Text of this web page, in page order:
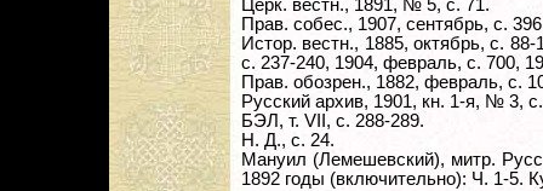
Церк. вестн., 1891, № 5, с. 71.
Прав. собес., 1907, сентябрь, с.
Истор. вестн., 1885, октябрь, с.
с. 237-240, 1904, февраль, с. 700,
Прав. обозрен., 1882, февраль, с.
Русский архив, 1901, кн. 1-я, № 3,
БЭЛ, т. VII, с. 288-289.
Н. Д., с. 24.
Мануил (Лемешевский), митр.
1892 годы (включительно): Ч. 1-5.